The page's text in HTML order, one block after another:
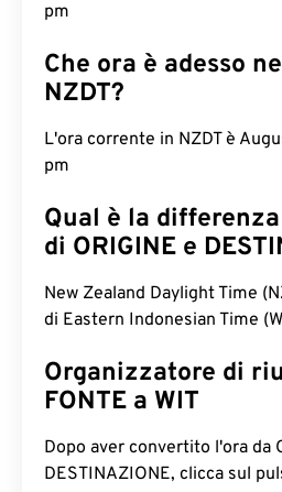
pm
Che ora è adesso
NZDT?
L'ora corrente in NZDT è
pm
Qual è la
di ORIGINE e
New Zealand Daylight Time
di Eastern Indonesian Time
Organizzatore di
FONTE a WIT
Dopo aver convertito l'ora da
DESTINAZIONE, clicca sul